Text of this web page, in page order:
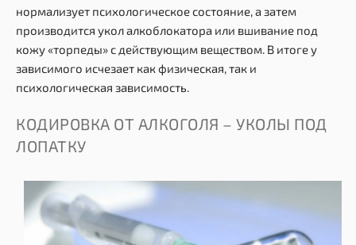
нормализует психологическое состояние, а затем
производится укол алкоблокатора или вшивание под
кожу «торпеды» с действующим веществом. В итоге у
зависимого исчезает как физическая, так и
психологическая зависимость.
КОДИРОВКА ОТ АЛКОГОЛЯ – УКОЛЫ ПОД
ЛОПАТКУ